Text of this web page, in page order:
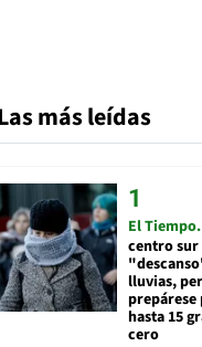
más leídas
El Tiempo
centro
lluvias,
hasta 15
cero